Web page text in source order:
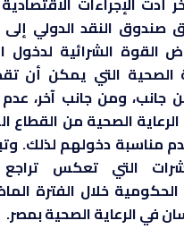
صندوق النقد الدولي إلى
القوة الشرائية لدخول
الصحية التي يمكن أن
جانب، ومن جانب آخر، عدم
الصحية من القطاع
مناسبة دخولهم لذلك.
التي تعكس تراجع
خلال الفترة
في الرعاية الصحية بمصر.